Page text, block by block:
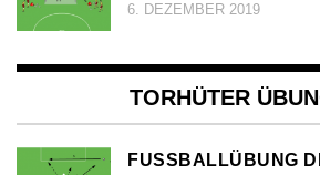
6. DEZEMBER 2019
TORHÜTER
FUSSBALLÜBUNG